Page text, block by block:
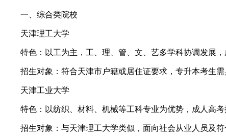
一、综合类院校
天津理工大学
特色：以工为主，工、理、管、文、艺多学科协调发展，
招生对象：符合天津市户籍或居住证要求，专升本考生需
天津工业大学
特色：以纺织、材料、机械等工科专业为优势，成人高考
招生对象：与天津理工大学类似，面向社会从业人员及符